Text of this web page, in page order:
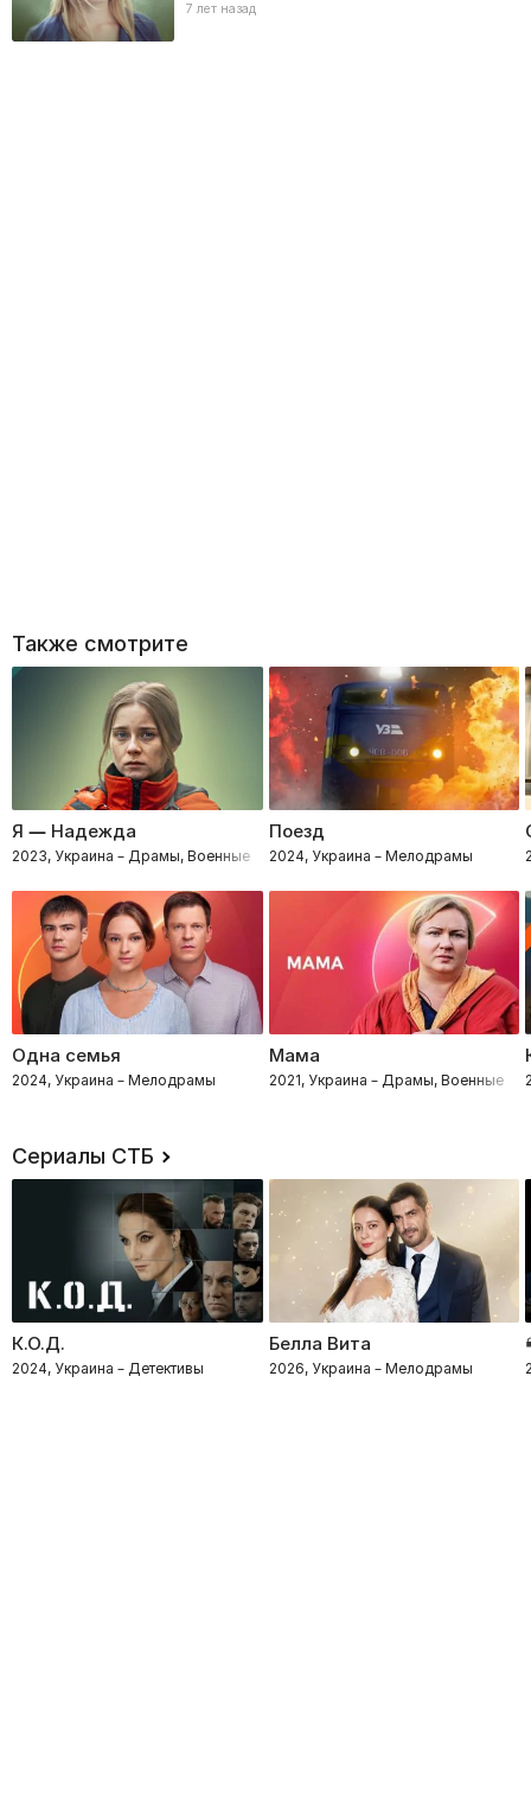
7 лет назад
Также смотрите
Я — Надежда
2023, Украина – Драмы, Военные
Поезд
2024, Украина – Мелодрамы
Одна семья
2024, Украина – Мелодрамы
Мама
2021, Украина – Драмы, Военные
Сериалы СТБ
К.О.Д.
2024, Украина – Детективы
Белла Вита
2026, Украина – Мелодрамы